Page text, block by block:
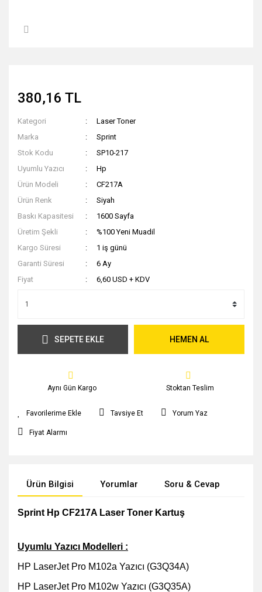
380,16 TL
Kategori
Laser Toner
Marka
Sprint
Stok Kodu
SP10-217
Uyumlu Yazıcı
Hp
Ürün Modeli
CF217A
Ürün Renk
Siyah
Baskı Kapasitesi
1600 Sayfa
Üretim Şekli
%100 Yeni Muadil
Kargo Süresi
1 iş günü
Garanti Süresi
6 Ay
Fiyat
6,60 USD + KDV
SEPETE EKLE HEMEN AL
Aynı Gün Kargo Stoktan Teslim
Tavsiye Et Yorum Yaz
Fiyat Alarmı
Ürün Bilgisi Yorumlar Soru & Cevap
Sprint Hp CF217A Laser Toner Kartuş
Uyumlu Yazıcı Modelleri :
HP LaserJet Pro M102a Yazıcı (G3Q34A)
HP LaserJet Pro M102w Yazıcı (G3Q35A)